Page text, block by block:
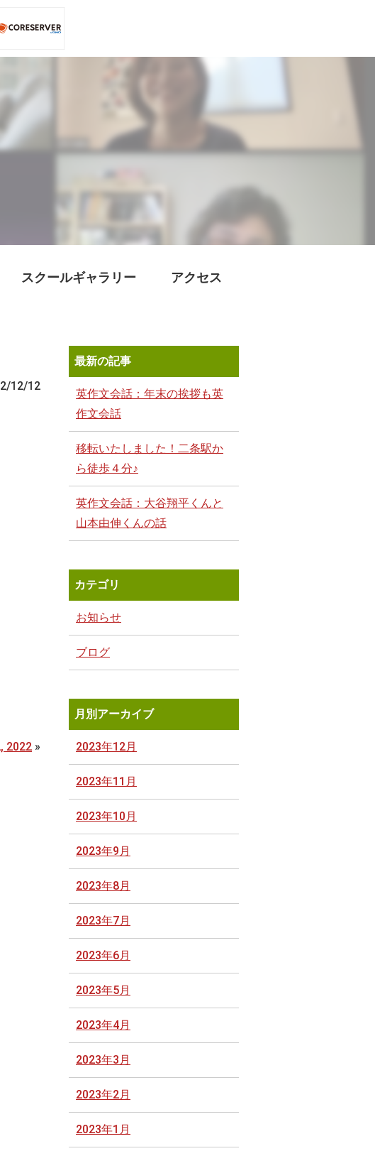
スクールギャラリー アクセス
12/12
2022 »
最新の記事
英作文会話：年末の挨拶も英
作文会話
移転いたしました！二条駅か
ら徒歩４分♪
英作文会話：大谷翔平くんと
山本由伸くんの話
カテゴリ
お知らせ
ブログ
月別アーカイブ
2023年12月
2023年11月
2023年10月
2023年9月
2023年8月
2023年7月
2023年6月
2023年5月
2023年4月
2023年3月
2023年2月
2023年1月